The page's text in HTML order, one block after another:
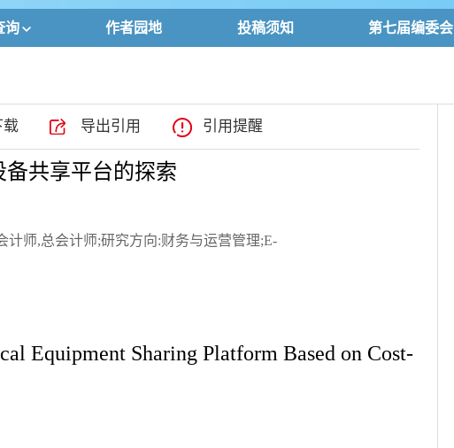
询
询
名
作者园地 投稿须知 第七届编委会
导出引用 引用提醒
共享平台的探索
师,总会计师;研究方向:财务与运营管理;E-
Equipment Sharing Platform Based on Cost-